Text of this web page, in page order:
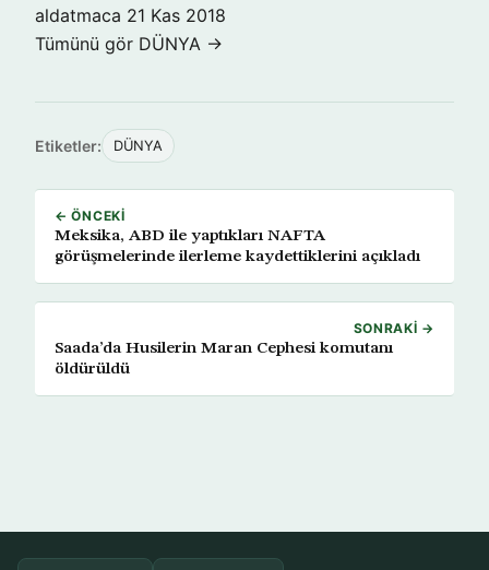
aldatmaca 21 Kas 2018
Tümünü gör DÜNYA →
Etiketler: DÜNYA
← ÖNCEKI
Meksika, ABD ile yaptıkları NAFTA
görüşmelerinde ilerleme kaydettiklerini açıkladı
SONRAKI →
Saada’da Husilerin Maran Cephesi komutanı
öldürüldü